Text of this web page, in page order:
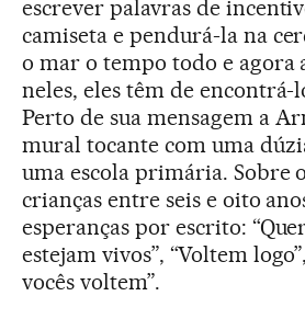
escrever palavras de
camiseta e pendurá-la na
o mar o tempo todo e agora
neles, eles têm de encontrá-
Perto de sua mensagem a
mural tocante com uma
uma escola primária. Sobre
crianças entre seis e oito
esperanças por escrito:
estejam vivos”, “Voltem
vocês voltem”.